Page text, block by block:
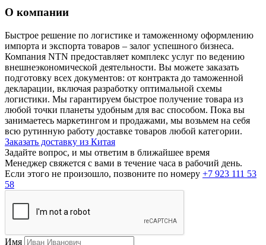
О компании
Быстрое решение по логистике и таможенному оформлению
импорта и экспорта товаров – залог успешного бизнеса.
Компания NTN предоставляет комплекс услуг по ведению
внешнеэкономической деятельности. Вы можете заказать
подготовку всех документов: от контракта до таможенной
декларации, включая разработку оптимальной схемы
логистики. Мы гарантируем быстрое получение товара из
любой точки планеты удобным для вас способом. Пока вы
занимаетесь маркетингом и продажами, мы возьмем на себя
всю рутинную работу доставке товаров любой категории.
Заказать доставку из Китая
Задайте вопрос, и мы ответим в ближайшее время
Менеджер свяжется с вами в течение часа в рабочий день.
Если этого не произошло, позвоните по номеру +7 923 111 53
58
Имя